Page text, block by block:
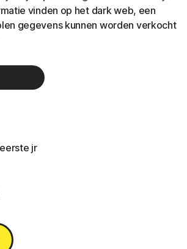
vinden op het dark web, een
gegevens kunnen worden verkocht
eerste jr